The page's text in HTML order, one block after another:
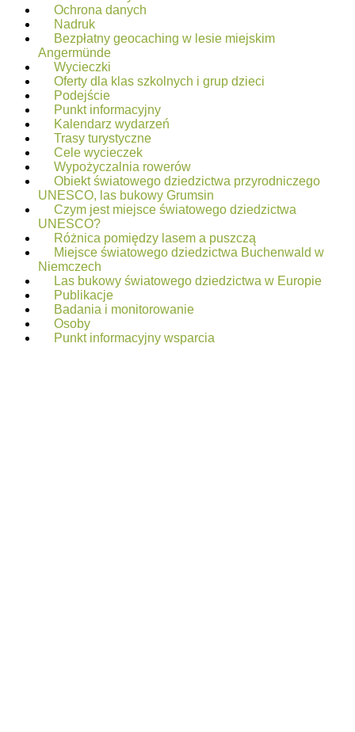
Ochrona danych
Nadruk
Bezpłatny geocaching w lesie miejskim
Angermünde
Wycieczki
Oferty dla klas szkolnych i grup dzieci
Podejście
Punkt informacyjny
Kalendarz wydarzeń
Trasy turystyczne
Cele wycieczek
Wypożyczalnia rowerów
Obiekt światowego dziedzictwa przyrodniczego
UNESCO, las bukowy Grumsin
Czym jest miejsce światowego dziedzictwa
UNESCO?
Różnica pomiędzy lasem a puszczą
Miejsce światowego dziedzictwa Buchenwald w
Niemczech
Las bukowy światowego dziedzictwa w Europie
Publikacje
Badania i monitorowanie
Osoby
Punkt informacyjny wsparcia